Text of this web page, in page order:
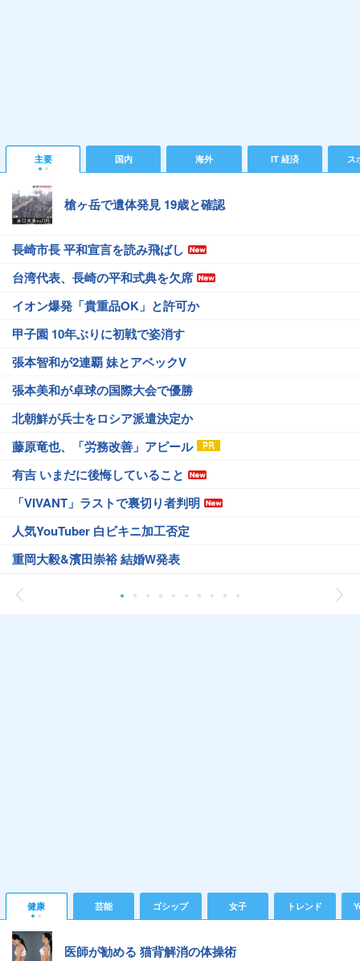
主要 国内 海外 IT 経済 ス
槍ヶ岳で遺体発見 19歳と確認
長崎市長 平和宣言を読み飛ばし
台湾代表、長崎の平和式典を欠席
イオン爆発「貴重品OK」と許可か
甲子園 10年ぶりに初戦で姿消す
張本智和が2連覇 妹とアベックV
張本美和が卓球の国際大会で優勝
北朝鮮が兵士をロシア派遣決定か
藤原竜也、「労務改善」アピール
有吉 いまだに後悔していること
「VIVANT」ラストで裏切り者判明
人気YouTuber 白ビキニ加工否定
重岡大毅&濱田崇裕 結婚W発表
健康 芸能 ゴシップ 女子 トレンド
医師が勧める 猫背解消の体操術